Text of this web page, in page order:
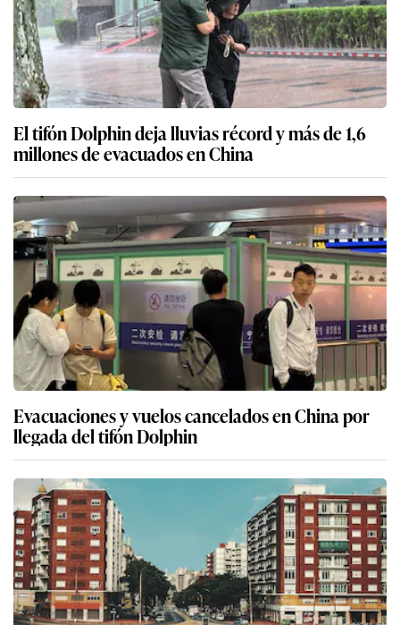
El tifón Dolphin deja lluvias récord y más de 1,6
millones de evacuados en China
Evacuaciones y vuelos cancelados en China por
llegada del tifón Dolphin